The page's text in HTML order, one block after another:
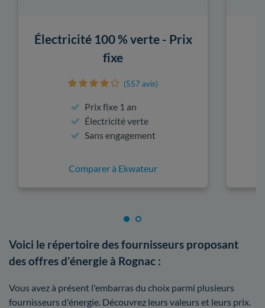
Électricité 100 % verte - Prix
fixe
(557 avis)
Prix fixe 1 an
Électricité verte
Sans engagement
Comparer à Ekwateur
Voici le répertoire des fournisseurs proposant
des offres d'énergie à Rognac :
Vous avez à présent l'embarras du choix parmi plusieurs
fournisseurs d'énergie. Découvrez leurs valeurs et leurs prix.